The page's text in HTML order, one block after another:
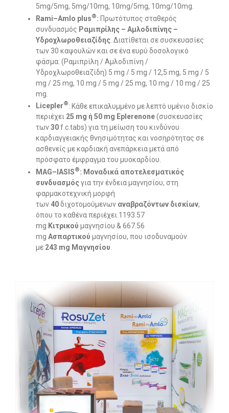
5mg/5mg, 5mg/10mg, 10mg/5mg, 10mg/10mg.
Rami–Amlo plus®: Πρωτότυπος σταθερός
συνδυασμός Ραμιπρίλης – Αμλοδιπίνης –
Υδροχλωροθειαζίδης . Διατίθεται σε συσκευασίες
των 30 καψουλών και σε ένα ευρύ δοσολογικό
φάσμα: (Ραμιπρίλη / Αμλοδιπίνη /
Υδροχλωροθειαζίδη) 5 mg / 5 mg / 12,5 mg, 5 mg / 5
mg / 25 mg, 10 mg / 5 mg / 25 mg, 10 mg / 10 mg / 25
mg.
Licepler®: Κάθε επικαλυμμένο με λεπτό υμένιο δισκίο
περιέχει 25 mg ή 50 mg Eplerenone(συσκευασίες
των30f.c.tabs) για τη μείωση του κινδύνου
καρδιαγγειακής θνησιμότητας και νοσηρότητας σε
ασθενείς με καρδιακή ανεπάρκεια μετά από
πρόσφατο έμφραγμα του μυοκαρδίου.
MAG– IASIS®: Μοναδικά αποτελεσματικός
συνδυασμόςγια την ένδεια μαγνησίου, στη
φαρμακοτεχνική μορφή
των 40διχοτομούμενων αναβραζόντων δισκίων,
όπου το καθένα περιέχει 1193.57
mg Κιτρικού μαγνησίου & 667.56
mg Ασπαρτικού μαγνησίου, που ισοδυναμούν
με 243 mg Μαγνησίου